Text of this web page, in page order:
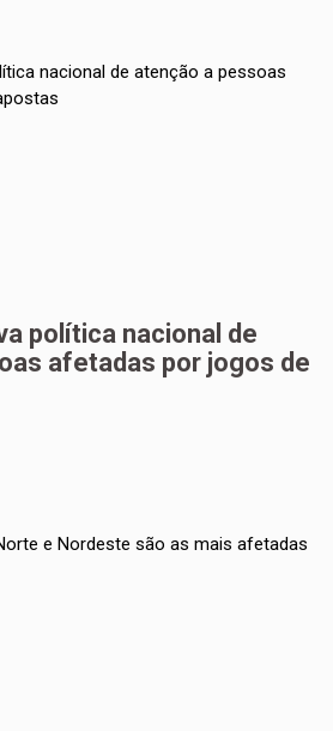
política nacional de
afetadas por jogos de